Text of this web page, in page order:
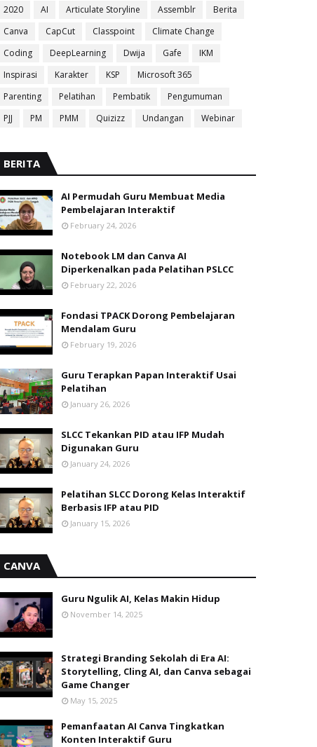
2020 AI Articulate Storyline Assemblr
Berita
Canva
CapCut Classpoint
Climate Change
Coding
DeepLearning Dwija Gafe
IKM
Inspirasi
Karakter KSP
Microsoft 365
Parenting
Pelatihan Pembatik
Pengumuman
PJJ
PM PMM Quizizz Undangan Webinar
BERITA
AI Permudah Guru Membuat Media
Pembelajaran Interaktif
February 24, 2026
Notebook LM dan Canva AI
Diperkenalkan pada Pelatihan PSLCC
February 22, 2026
Fondasi TPACK Dorong Pembelajaran
Mendalam Guru
February 19, 2026
Guru Terapkan Papan Interaktif Usai
Pelatihan
January 26, 2026
SLCC Tekankan PID atau IFP Mudah
Digunakan Guru
January 24, 2026
Pelatihan SLCC Dorong Kelas Interaktif
Berbasis IFP atau PID
January 15, 2026
CANVA
Guru Ngulik AI, Kelas Makin Hidup
November 14, 2025
Strategi Branding Sekolah di Era AI:
Storytelling, Cling AI, dan Canva sebagai
Game Changer
May 15, 2025
Pemanfaatan AI Canva Tingkatkan
Konten Interaktif Guru